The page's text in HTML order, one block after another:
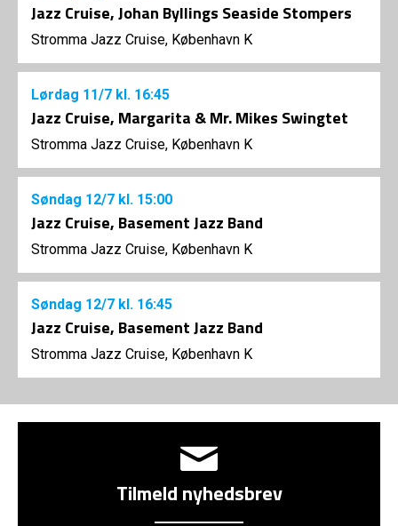
Jazz Cruise, Johan Byllings Seaside Stompers
Stromma Jazz Cruise, København K
Lørdag 11/7 kl. 16:45
Jazz Cruise, Margarita & Mr. Mikes Swingtet
Stromma Jazz Cruise, København K
Søndag 12/7 kl. 15:00
Jazz Cruise, Basement Jazz Band
Stromma Jazz Cruise, København K
Søndag 12/7 kl. 16:45
Jazz Cruise, Basement Jazz Band
Stromma Jazz Cruise, København K
Tilmeld nyhedsbrev